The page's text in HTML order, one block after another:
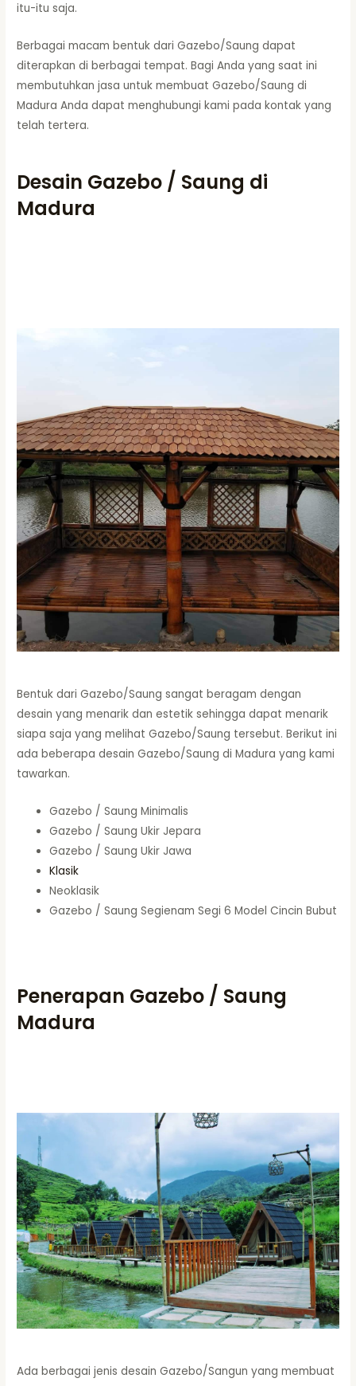
itu-itu saja.
Berbagai macam bentuk dari Gazebo/Saung dapat
diterapkan di berbagai tempat. Bagi Anda yang saat ini
membutuhkan jasa untuk membuat Gazebo/Saung di
Madura Anda dapat menghubungi kami pada kontak yang
telah tertera.
Desain Gazebo / Saung di
Madura
Bentuk dari Gazebo/Saung sangat beragam dengan
desain yang menarik dan estetik sehingga dapat menarik
siapa saja yang melihat Gazebo/Saung tersebut. Berikut ini
ada beberapa desain Gazebo/Saung di Madura yang kami
tawarkan.
Gazebo / Saung Minimalis
Gazebo / Saung Ukir Jepara
Gazebo / Saung Ukir Jawa
Klasik
Neoklasik
Gazebo / Saung Segienam Segi 6 Model Cincin Bubut
Penerapan Gazebo / Saung
Madura
Ada berbagai jenis desain Gazebo/Sangun yang membuat